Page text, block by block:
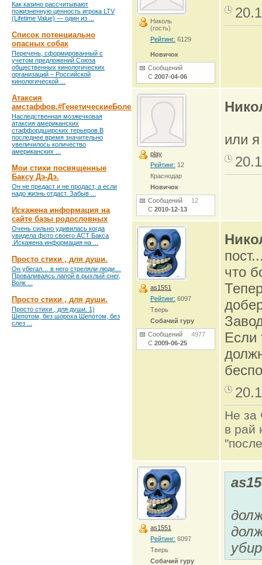
Как казино рассчитывают
пожизненную ценность игрока LTV
(Lifetime Value) — один из ...
Список потенциально
опасных собак
Перечень, сформированный с
учетом предложений Союза
общественных кинологических
организаций – Российской
кинологической ...
Атаксия
амстаффов.#ГенетическиеБолезни
Наследственная мозжечковая
атаксия американских
стаффордширских терьеров.В
последнее время значительно
увеличилось количество
американских ...
Мои стихи посвященные
Баксу Дэ-Дэ.
Он не предаст и не продаст, а если
надо жизнь отдаст. Забыв ...
Искажена информация на
сайте базы родословных
Очень сильно удивилась когда
увидела фото своего АСТ Бакса
.Искажена информация на ...
Просто стихи , для души.
Он убегал… в него стреляли люди…
Проваливаясь лапой в рыхлый снег,
Волк ...
Просто стихи , для души.
Просто стихи , для души. 1)
Шепотом, без шороха Шепотом, без
слез ...
Николь
(гость)
Рейтинг: 6129
Новичок
Сообщений
С 2007-04-06
play
Рейтинг: 12
Краснодар
Новичок
Сообщений 12
С 2010-12-13
или
as1551
Рейтинг: 6097
Тверь
Собачий гуру
Сообщений 4977
С 2009-06-25
что
Если
Не за
в рай
as1551
Рейтинг: 6097
Тверь
Собачий гуру